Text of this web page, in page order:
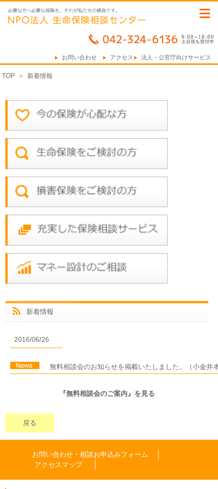
お問い合わせ アクセス 法人・公官庁向けサービス
≡
TOP ＞ 新着情報
新着情報
2016/06/26
無料相談会のお知らせを掲載いたしました。（小金井
『無料相談会のご案内』を見る
戻る
お問い合わせ・相談お申込みフォーム
アクセスマップ